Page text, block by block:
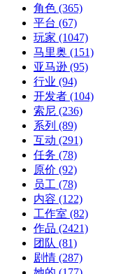
角色 (365)
平台 (67)
玩家 (1047)
马里奥 (151)
亚马逊 (95)
行业 (94)
开发者 (104)
索尼 (236)
系列 (89)
互动 (291)
任务 (78)
原价 (92)
员工 (78)
内容 (122)
工作室 (82)
作品 (2421)
团队 (81)
剧情 (287)